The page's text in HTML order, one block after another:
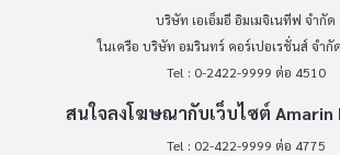
บริษัท เอเอ็มอี อิมเมจิเนทีฟ จำกัด
ในเครือ บริษัท อมรินทร์ คอร์เปอเรชั่นส์ จำ
Tel : 0-2422-9999 ต่อ 4510
สนใจลงโฆษณากับเว็บไซต์ Amarin
Tel : 02-422-9999 ต่อ 4775